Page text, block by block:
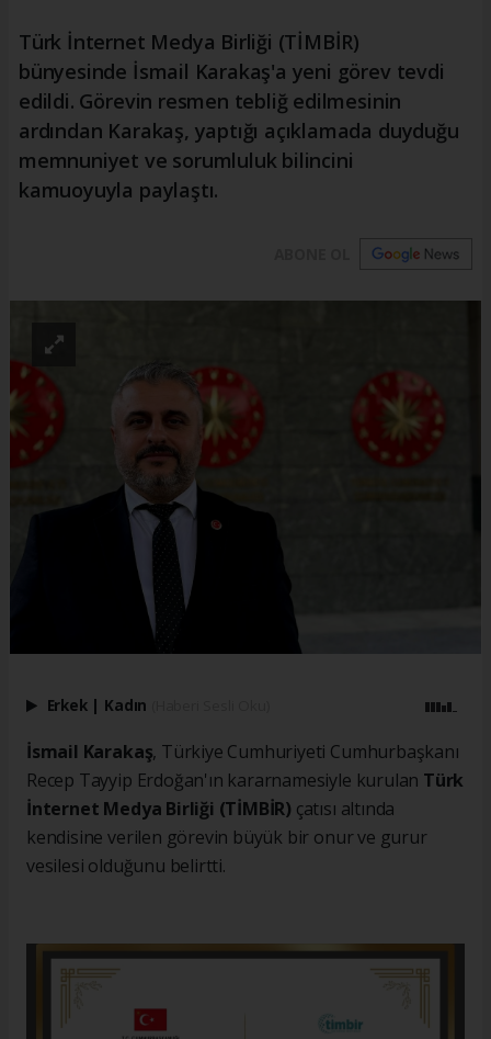
Türk İnternet Medya Birliği (TİMBİR)
bünyesinde İsmail Karakaş'a yeni görev tevdi
edildi. Görevin resmen tebliğ edilmesinin
ardından Karakaş, yaptığı açıklamada duyduğu
memnuniyet ve sorumluluk bilincini
kamuoyuyla paylaştı.
Erkek | Kadın
İsmail Karakaş, Türkiye Cumhuriyeti Cumhurbaşkanı
Recep Tayyip Erdoğan'ın kararnamesiyle kurulan Türk
İnternet Medya Birliği (TİMBİR) çatısı altında
kendisine verilen görevin büyük bir onur ve gurur
vesilesi olduğunu belirtti.